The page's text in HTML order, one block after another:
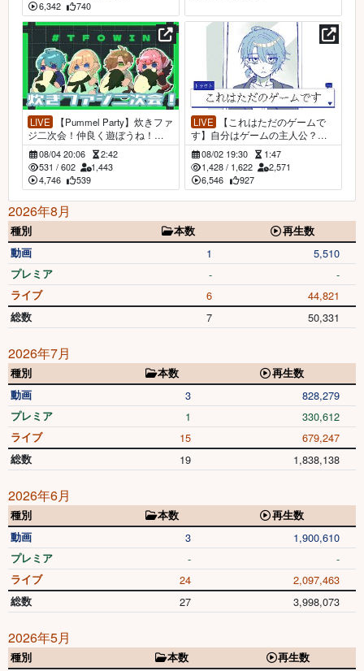
6,342
740
LIVE
ジ二次会！仲良く遊ぼうね！
【渚トラウト/にじさんじ】
08/04 20:06
2:42
531 / 602
1,443
4,746
539
LIVE
す】自分はゲームの主人公？
【渚トラウト/にじさんじ】
08/02 19:30
1:47
1,428 / 1,622
2,571
6,546
927
2026年8月
種別 本数
再生数
動画
1 5,510
プレミア - -
ライブ 6 44,821
総数 7 50,331
2026年7月
種別 本数
再生数
動画
3 828,279
プレミア 1 330,612
ライブ 15 679,247
総数 19 1,838,138
2026年6月
種別 本数
再生数
動画
3 1,900,610
プレミア - -
ライブ 24 2,097,463
総数 27 3,998,073
2026年5月
種別 本数
再生数